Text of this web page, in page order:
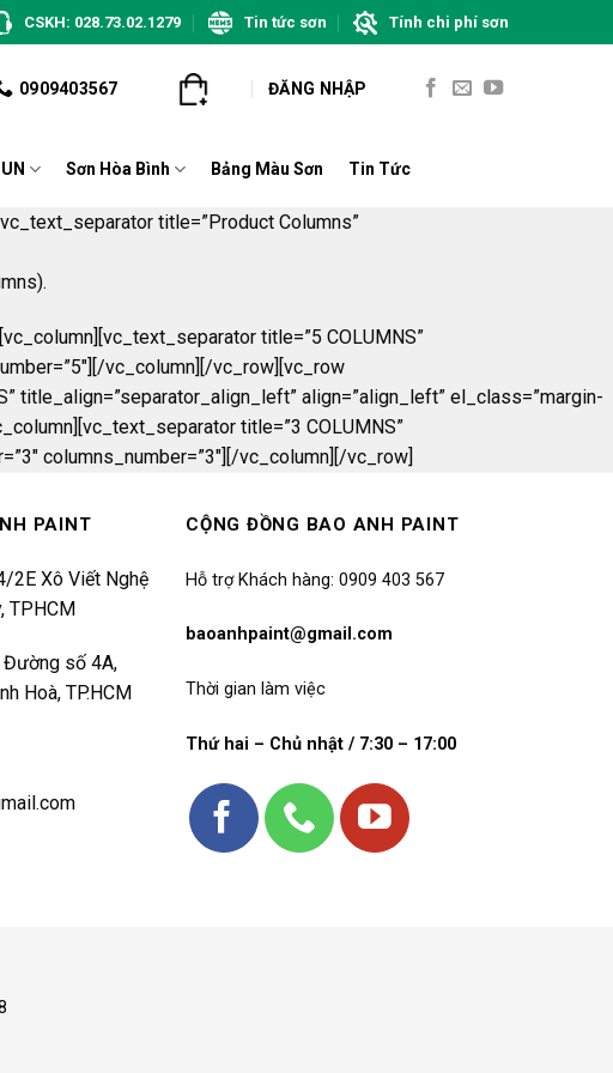
CSKH: 028.73.02.1279 Tin tức sơn Tính chi phí sơn
0909403567 ĐĂNG NHẬP
Sơn Hòa Bình Bảng Màu Sơn Tin Tức
title=”Product Columns”
title=”5 COLUMNS”
vc_column][/vc_row][vc_row
title_align=”separator_align_left” align=”align_left” el_class=”margin-
title=”3 COLUMNS”
columns_number=”3″][/vc_column][/vc_row]
PAINT
2E Xô Viết Nghệ
TPHCM
Đường số 4A,
Hoà, TP.HCM
CỘNG ĐỒNG BAO ANH PAINT
Hỗ trợ Khách hàng: 0909 403 567
baoanhpaint@gmail.com
Thời gian làm việc
Thứ hai – Chủ nhật / 7:30 – 17:00